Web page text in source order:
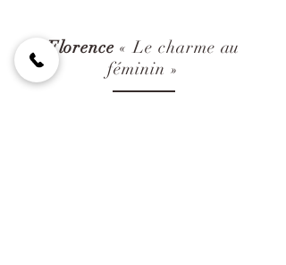
Florence« Le charme au
féminin »